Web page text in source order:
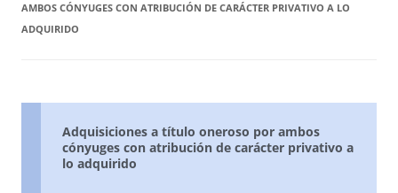
AMBOS CÓNYUGES CON ATRIBUCIÓN DE CARÁCTER PRIVATIVO A LO
ADQUIRIDO
Adquisiciones a título oneroso por ambos
cónyuges con atribución de carácter privativo a
lo adquirido